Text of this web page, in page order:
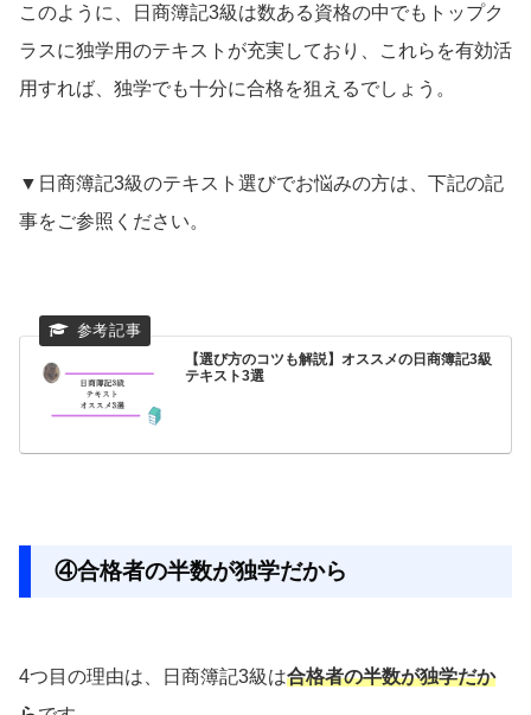
このように、日商簿記3級は数ある資格の中でもトップク
ラスに独学用のテキストが充実しており、これらを有効活
用すれば、独学でも十分に合格を狙えるでしょう。
▼日商簿記3級のテキスト選びでお悩みの方は、下記の記
事をご参照ください。
【選び方のコツも解説】オススメの日商簿記3級
テキスト3選
④合格者の半数が独学だから
4つ目の理由は、日商簿記3級は合格者の半数が独学だか